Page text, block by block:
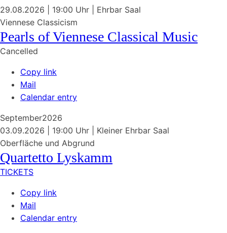
29.08.2026 | 19:00 Uhr
Ehrbar Saal
Viennese Classicism
Pearls of Viennese Classical Music
Cancelled
Copy link
Mail
Calendar entry
September2026
03.09.2026
| 19:00 Uhr
Kleiner Ehrbar Saal
Oberfläche und Abgrund
Quartetto Lyskamm
TICKETS
Copy link
Mail
Calendar entry